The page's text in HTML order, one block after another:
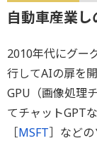
自動車産業
2010年代にグー
行してAIの扉を
GPU（画像処理
てチャットGPT
［MSFT］など